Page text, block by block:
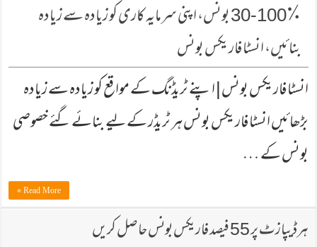
30-100٪ بونس، اپنی سرمایہ کاری کو زیادہ سے زیادہ
بنائیں، انسٹا فاریکس بونس
انسٹا فاریکس بونس | اپنے ٹریڈنگ کے مواقع کو زیادہ سے زیادہ
بڑھائیں انسٹا فاریکس بونس ہر ٹریڈر کے لیے بنائے گئے خصوصی
بونس کے …
Read More »
ہرڈیپازٹ پر 55 فیصد فاریكس بونس حاصل كریں